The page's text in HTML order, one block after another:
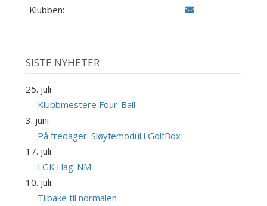
Klubben:
SISTE NYHETER
25. juli
Klubbmestere Four-Ball
3. juni
På fredager: Sløyfemodul i GolfBox
17. juli
LGK i lag-NM
10. juli
Tilbake til normalen